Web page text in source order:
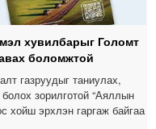
хувилбарыг Голомт
боломжтой
газруудыг таниулах,
зорилготой “Аяллын
хойш эрхлэн гаргаж байгаа